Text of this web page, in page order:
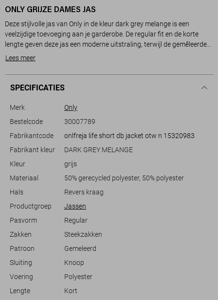
ONLY GRIJZE DAMES JAS
Deze stijlvolle jas van Only in de kleur dark grey melange is een
veelzijdige toevoeging aan je garderobe. De regular fit en de korte
lengte geven deze jas een moderne uitstraling, terwijl de gemêleerde
stof zorgt voor een subtiele, elegante look. De jas is gemaakt van een
niet alleen een positieve impact heeft op het milieu, maar ook zorgt
voor een soepel draagcomfort. De reverskraag en dubbele
zorgen voor praktische opbergruimte.
Perfect voor casual gelegenheden, combineert deze jas moeiteloos
met verschillende stijlen. Draag hem over een coltrui en een pantalon
voor een stijlvolle kantooroutfit, of combineer hem met een jeans en
lange mouwen en de comfortabele voering blijf je heerlijk warm, zelfs
op koelere dagen. Laat deze Only jas jouw go-to stuk zijn voor
Meer informatie:
De totale lengte is 53 cm bij maat S.
Lees meer
SPECIFICATIES
Merk
Only
Bestelcode
30007789
Fabrikantcode
onlfreja life short db jacket otw n 15320983
Fabrikant kleur
DARK GREY MELANGE
Kleur
grijs
Materiaal
50% gerecycled polyester, 50% polyester
Hals
Revers kraag
Productgroep
Jassen
Pasvorm
Regular
Zakken
Steekzakken
Patroon
Gemeleerd
Sluiting
Knoop
Voering
Polyester
Lengte
Kort